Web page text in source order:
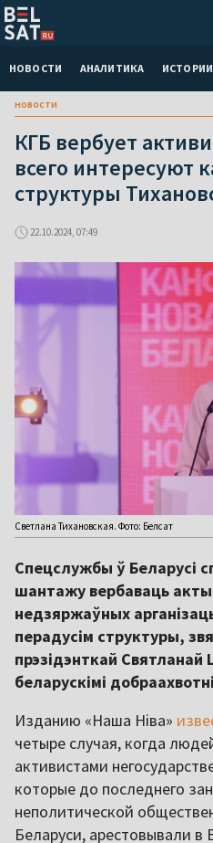
НОВОСТИ АНАЛИТИКА ИСТОРИИ
новости
КГБ вербует
всего интересуют
структуры
22.10.2024, 07:49
Светлана Тихановская. Фото: Белсат
Спецслужбы ў Беларусі
шантажу вербаваць
недзяржаўных
перадусім структуры,
прэзідэнткай Святланай
беларускімі
Изданию «Наша Ніва»
четыре случая, когда
активистами
которые до последнего
неполитической
Беларуси, арестовывали в